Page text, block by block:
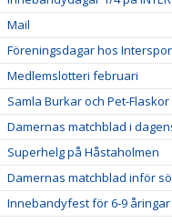
Mail
Föreningsdagar hos
Medlemslotteri februari
Samla Burkar och Pet-Flaskor
Damernas matchblad i
Superhelg på Håstaholmen
Damernas matchblad inför
Innebandyfest för 6-9